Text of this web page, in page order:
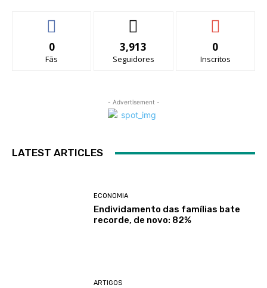
0
Fãs
3,913
Seguidores
0
Inscritos
- Advertisement -
LATEST ARTICLES
ECONOMIA
Endividamento das famílias bate
recorde, de novo: 82%
ARTIGOS